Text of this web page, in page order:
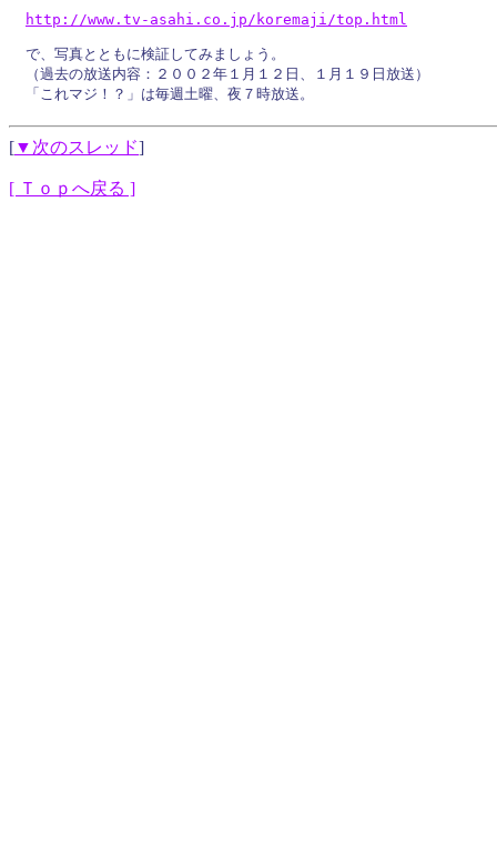
http://www. tv- asahi. co. jp/ koremaji/top. html
で、写真とともに検証してみましょう。
（過去の放送内容：２００２年１月１２日、１月１９日放送）
[▼次のスレッド]
[ Ｔｏｐへ戻る ]